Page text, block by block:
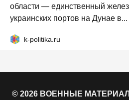
области — единственный
украинских портов на Дунае в...
k-politika.ru
© 2026 ВОЕННЫЕ